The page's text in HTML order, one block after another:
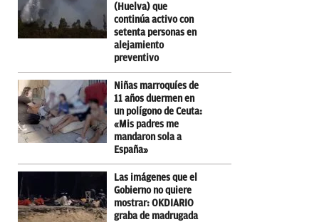
(Huelva) que
continúa activo con
setenta personas en
alejamiento
preventivo
Niñas marroquíes de
11 años duermen en
un polígono de Ceuta:
«Mis padres me
mandaron sola a
España»
Las imágenes que el
Gobierno no quiere
mostrar: OKDIARIO
graba de madrugada